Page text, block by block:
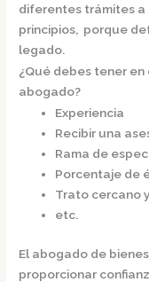
diferentes trámites a
principios, porque
legado.
¿Qué debes tener
abogado?
Experiencia
Recibir una
Rama de
Porcentaje de
Trato cercano
etc.
El abogado de
proporcionar